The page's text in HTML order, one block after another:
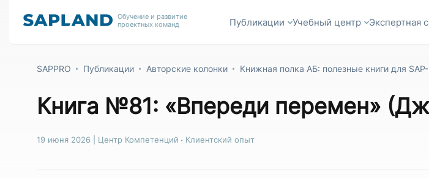
Обучение и развитие
проектных команд
Публикации Учебный центр Экспертная
SAPPRO Публикации Авторские колонки Книжная полка АБ: полезные книги для SAP-
Книга №81: «Впереди перемен»
19 июня 2026 Центр Компетенций Клиентский опыт